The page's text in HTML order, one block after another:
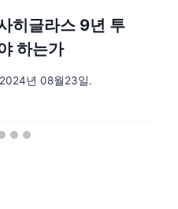
히글라스 9년 투
하는가
2024년 08월23일.